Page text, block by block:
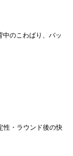
中のこわばり、バッ
性・ラウンド後の快